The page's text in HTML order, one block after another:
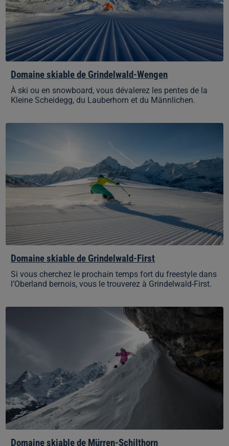
Domaine skiable de Grindelwald-Wengen
À ski ou en snowboard, vous dévalerez les pentes de la
Kleine Scheidegg, du Lauberhorn et du Männlichen.
Domaine
Domaine skiable de Grindelwald-First
Si vous cherchez le prochain temps fort du freestyle dans
l’Oberland bernois, vous le trouverez à Grindelwald-First.
Domaine skiable de Mürren-Schilthorn